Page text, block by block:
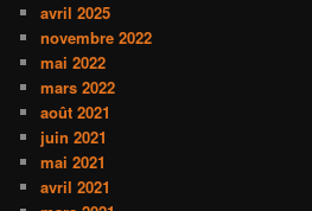
avril 2025
novembre 2022
mai 2022
mars 2022
août 2021
juin 2021
mai 2021
avril 2021